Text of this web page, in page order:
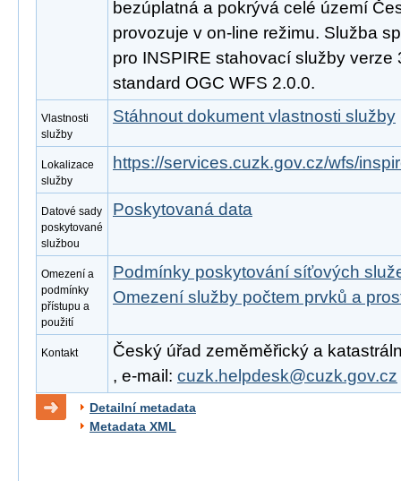
bezúplatná a pokrývá celé území
provozuje v on-line režimu. Služba
pro INSPIRE stahovací služby verze
standard OGC WFS 2.0.0.
Vlastnosti
služby
Stáhnout dokument vlastnosti služby
Lokalizace
služby
https://services.cuzk.gov.cz/wfs/
Datové sady
poskytované
službou
Poskytovaná data
Omezení a
podmínky
přístupu a
použití
Podmínky poskytování síťových
Omezení služby počtem prvků a
Kontakt
Český úřad zeměměřický a
, e-mail: cuzk.helpdesk@cuzk.gov.cz
Detailní metadata
Metadata XML